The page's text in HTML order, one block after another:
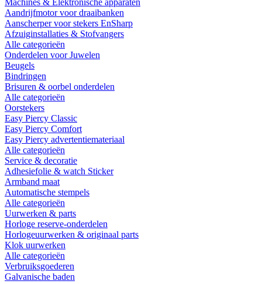
Machines & Elektronische apparaten
Aandrijfmotor voor draaibanken
Aanscherper voor stekers EnSharp
Afzuiginstallaties & Stofvangers
Alle categorieën
Onderdelen voor Juwelen
Beugels
Bindringen
Brisuren & oorbel onderdelen
Alle categorieën
Oorstekers
Easy Piercy Classic
Easy Piercy Comfort
Easy Piercy advertentiemateriaal
Alle categorieën
Service & decoratie
Adhesiefolie & watch Sticker
Armband maat
Automatische stempels
Alle categorieën
Uurwerken & parts
Horloge reserve-onderdelen
Horlogeuurwerken & originaal parts
Klok uurwerken
Alle categorieën
Verbruiksgoederen
Galvanische baden